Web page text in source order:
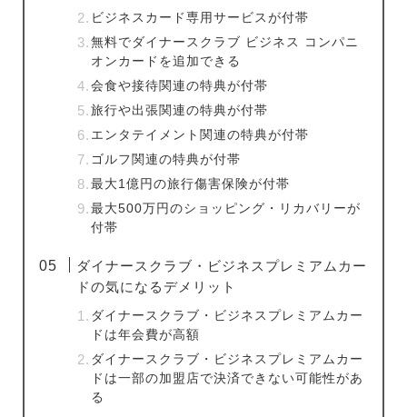
ビジネスカード専用サービスが付帯
無料でダイナースクラブ ビジネス コンパニ
オンカードを追加できる
会食や接待関連の特典が付帯
旅行や出張関連の特典が付帯
エンタテイメント関連の特典が付帯
ゴルフ関連の特典が付帯
最大1億円の旅行傷害保険が付帯
最大500万円のショッピング・リカバリーが
付帯
ダイナースクラブ・ビジネスプレミアムカー
ドの気になるデメリット
ダイナースクラブ・ビジネスプレミアムカー
ドは年会費が高額
ダイナースクラブ・ビジネスプレミアムカー
ドは一部の加盟店で決済できない可能性があ
る